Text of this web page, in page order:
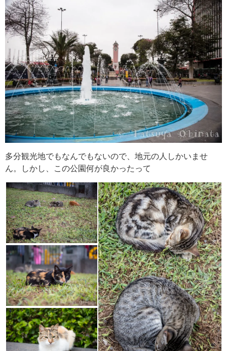
多分観光地でもなんでもないので、地元の人しかいませ
ん。しかし、この公園何が良かったって